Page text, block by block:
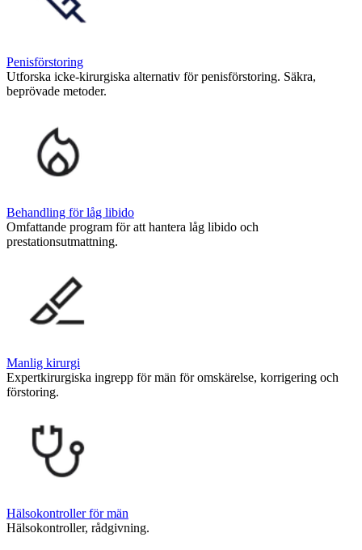
Penisförstoring
Utforska icke-kirurgiska alternativ för penisförstoring. Säkra,
beprövade metoder.
Behandling för låg libido
Omfattande program för att hantera låg libido och
prestationsutmattning.
Manlig kirurgi
Expertkirurgiska ingrepp för män för omskärelse, korrigering och
förstoring.
Hälsokontroller för män
Hälsokontroller, rådgivning.